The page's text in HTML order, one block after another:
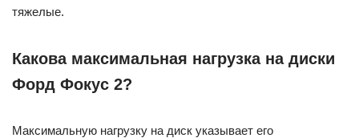
тяжелые.
Какова максимальная нагрузка на диски
Форд Фокус 2?
Максимальную нагрузку на диск указывает его